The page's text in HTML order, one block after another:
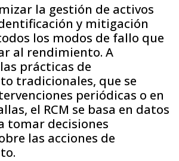
la gestión de activos
y mitigación
los modos de fallo que
al rendimiento. A
prácticas de
tradicionales, que se
periódicas o en
el RCM se basa en datos
tomar decisiones
las acciones de